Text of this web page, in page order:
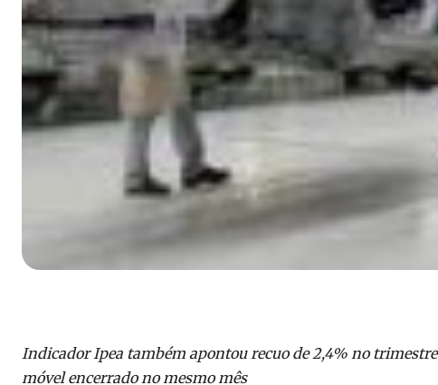
Indicador Ipea também apontou recuo de 2,4% no trimestre
móvel encerrado no mesmo mês